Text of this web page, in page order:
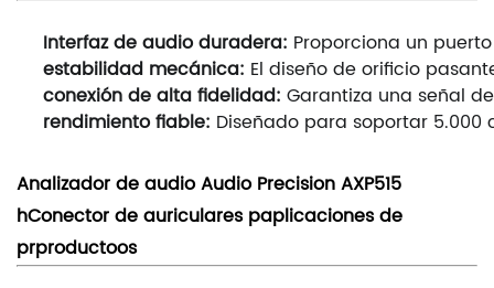
Interfaz de audio duradera: Proporciona un
estabilidad mecánica: El diseño de orificio
conexión de alta fidelidad: Garantiza una señal
rendimiento fiable: Diseñado para soportar
Analizador de audio Audio Precision AXP515
hConector de auriculares paplicaciones de
prproductoos